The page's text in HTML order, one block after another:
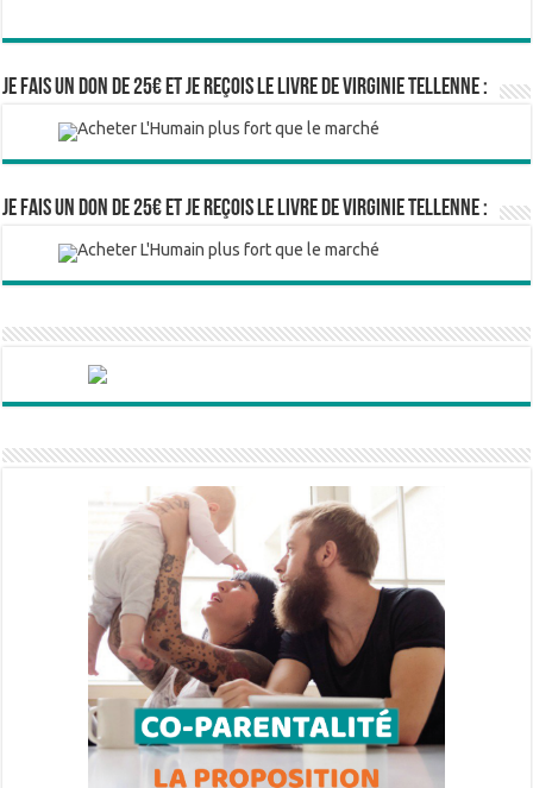
Je fais un don de 25€ et je reçois le livre de Virginie Tellenne :
Je fais un don de 25€ et je reçois le livre de Virginie Tellenne :